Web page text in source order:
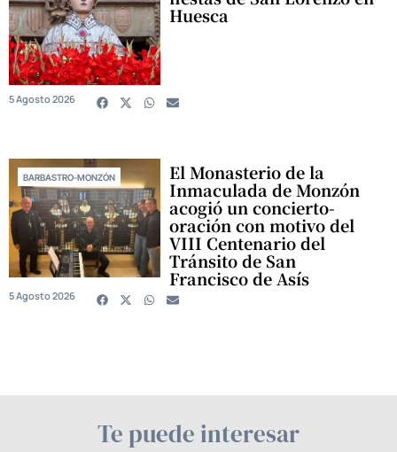
Huesca
5 Agosto 2026
BARBASTRO-MONZÓN El Monasterio de la
Inmaculada de Monzón
acogió un concierto-
oración con motivo del
VIII Centenario del
Tránsito de San
Francisco de Asís
5 Agosto 2026
Te puede interesar